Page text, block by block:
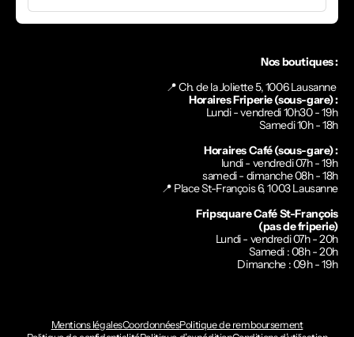
Nos boutiques :
📍 Ch. de la Joliette 5, 1006 Lausanne
Horaires Friperie (sous-gare) :
Lundi - vendredi 10h30 - 19h
Samedi 10h - 18h
Horaires Café (sous-gare) :
lundi - vendredi 07h - 19h
samedi - dimanche 08h - 18h
📍 Place St-François 6, 1003 Lausanne
Fripsquare Café St-François
(pas de friperie)
Lundi - vendredi 07h - 20h
Samedi : 08h - 20h
Dimanche : 09h - 19h
Mentions légalesCoordonnéesPolitique de remboursement